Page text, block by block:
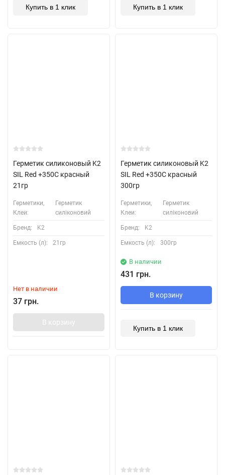
Купить в 1 клик Купить в 1 клик
Герметик силиконовый K2
SIL Red +350С красный
21гр
Герметики,
Клеи:
Герметик
силіконовий
Бренд: K2
Емкость (л): 21гр
Нет в наличии
37 грн.
В корзину
Герметик силиконовый K2
SIL Red +350С красный
300гр
Герметики,
Клеи:
Герметик
силіконовий
Бренд: K2
Емкость (л): 300гр
В наличии
431 грн.
В корзину
Купить в 1 клик